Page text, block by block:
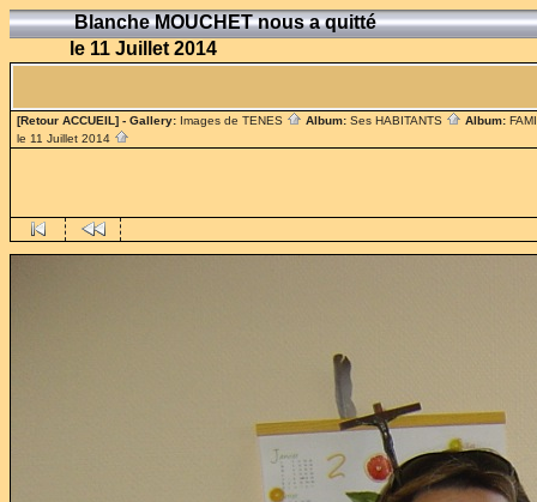
Blanche MOUCHET nous a quitté
le 11 Juillet 2014
[Retour ACCUEIL] - Gallery: Images de TENES Album: Ses HABITANTS Album:
le 11 Juillet 2014